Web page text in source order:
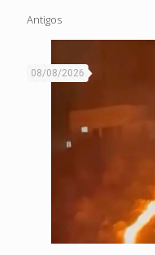
Antigos
08/08/2026